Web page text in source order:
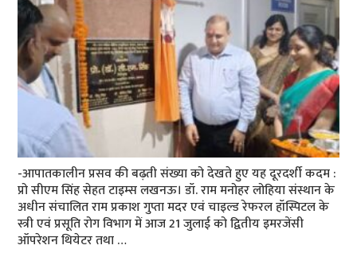
-आपातकालीन प्रसव की बढ़ती संख्या को देखते हुए यह दूरदर्शी कदम :
प्रो सीएम सिंह सेहत टाइम्स लखनऊ। डॉ. राम मनोहर लोहिया संस्थान के
अधीन संचालित राम प्रकाश गुप्ता मदर एवं चाइल्ड रेफरल हॉस्पिटल के
स्त्री एवं प्रसूति रोग विभाग में आज 21 जुलाई को द्वितीय इमरजेंसी
ऑपरेशन थियेटर तथा …